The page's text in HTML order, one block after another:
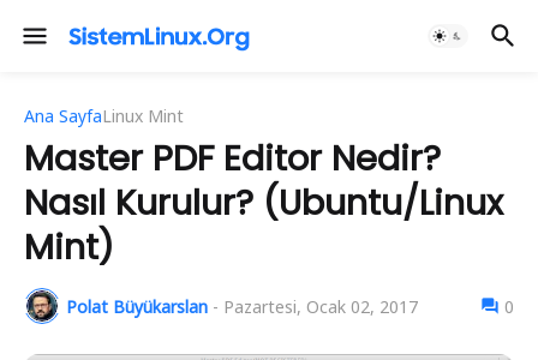
Ana SayfaLinux Mint
Master PDF Editor Nedir?
Nasıl Kurulur? (Ubuntu/Linux
Mint)
Polat Büyükarslan - Pazartesi, Ocak 02, 2017 0